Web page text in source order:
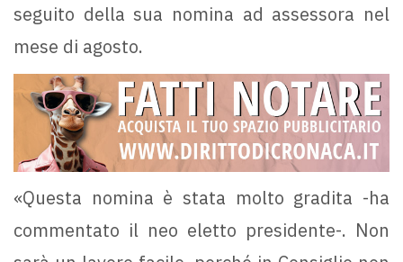
seguito della sua nomina ad assessora nel
mese di agosto.
«Questa nomina è stata molto gradita -ha
commentato il neo eletto presidente-. Non